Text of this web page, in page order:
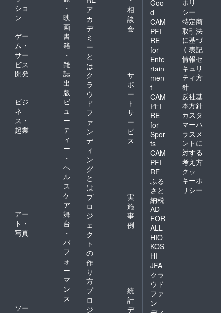
ショ
ン
・
映
画
ゲー
ム・
サー
ビス
開発
書
籍
・
雑
誌
出
版
ビジ
ネ
ス・
起業
ビ
ュ
ー
テ
ィ
ー
・
ヘ
ル
ス
ケ
ア
アー
ト・
写真
舞
台
・
パ
フ
ォ
ー
マ
ン
ス
ソー
ア
カ
デ
ミ
ー
と
は
相
談
会
ク
ラ
ウ
ド
フ
ァ
ン
デ
ィ
ン
グ
と
は
サ
ポ
ー
ト
サ
ー
ビ
ス
プ
ロ
ジ
ェ
ク
ト
の
作
り
方
実
施
事
例
プ
ロ
ジ
統
計
デ
Goo
d
CAM
PFI
RE
for
Ente
rtain
men
t
CAM
PFI
RE
for
Spor
ts
CAM
PFI
RE
ふる
さと
納税
AD
FOR
ALL
HIO
KOS
HI
JFA
クラ
ウド
ファ
ン
ポリ
シー
特定商
取引法
に基づ
く表記
情報セ
キュリ
ティ方
針
反社基
本方針
カスタ
マーハ
ラスメ
ントに
対する
考え方
クッ
キーポ
リシー